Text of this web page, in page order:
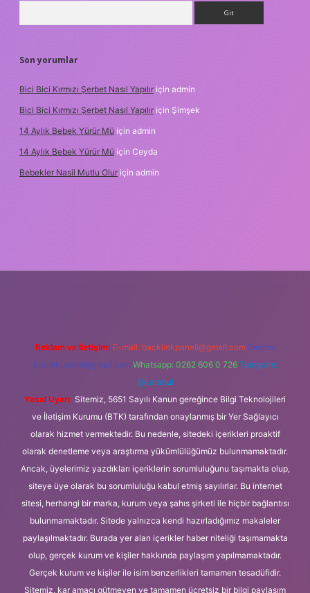
Son yorumlar
Bici Bici Kırmızı Şerbet Nasıl Yapılır için admin
Bici Bici Kırmızı Şerbet Nasıl Yapılır için Şimşek
14 Aylık Bebek Yürür Mü için admin
14 Aylık Bebek Yürür Mü için Ceyda
Bebekler Nasil Mutlu Olur için admin
Reklam ve İletişim: E-mail: backlinkpaneli@gmail.com Teams:
forumhizmeti@gmail.com Whatsapp: 0262 606 0 726 Telegram:
@karabul
Yasal Uyarı: Sitemiz, 5651 Sayılı Kanun gereğince Bilgi Teknolojileri
ve İletişim Kurumu (BTK) tarafından onaylanmış bir Yer Sağlayıcı
olarak hizmet vermektedir. Bu nedenle, sitedeki içerikleri proaktif
olarak denetleme veya araştırma yükümlülüğümüz bulunmamaktadır.
Ancak, üyelerimiz yazdıkları içeriklerin sorumluluğunu taşımakta olup,
siteye üye olarak bu sorumluluğu kabul etmiş sayılırlar. Bu internet
sitesi, herhangi bir marka, kurum veya şahıs şirketi ile hiçbir bağlantısı
bulunmamaktadır. Sitede yalnızca kendi hazırladığımız makaleler
paylaşılmaktadır. Burada yer alan içerikler haber niteliği taşımamakta
olup, gerçek kurum ve kişiler hakkında paylaşım yapılmamaktadır.
Gerçek kurum ve kişiler ile isim benzerlikleri tamamen tesadüfidir.
Sitemiz, kar amacı gütmeyen ve tamamen ücretsiz bir bilgi paylaşım